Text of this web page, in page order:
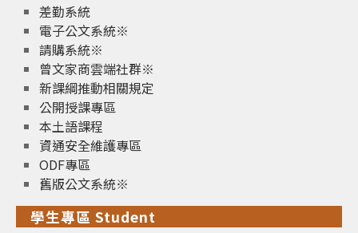
差勤系統
電子公文系統※
請購系統※
曾文家商雲端社群※
新課綱推動相關規定
公開授課專區
本土語課程
資通安全維護專區
ODF專區
舊版公文系統※
學生專區 Student